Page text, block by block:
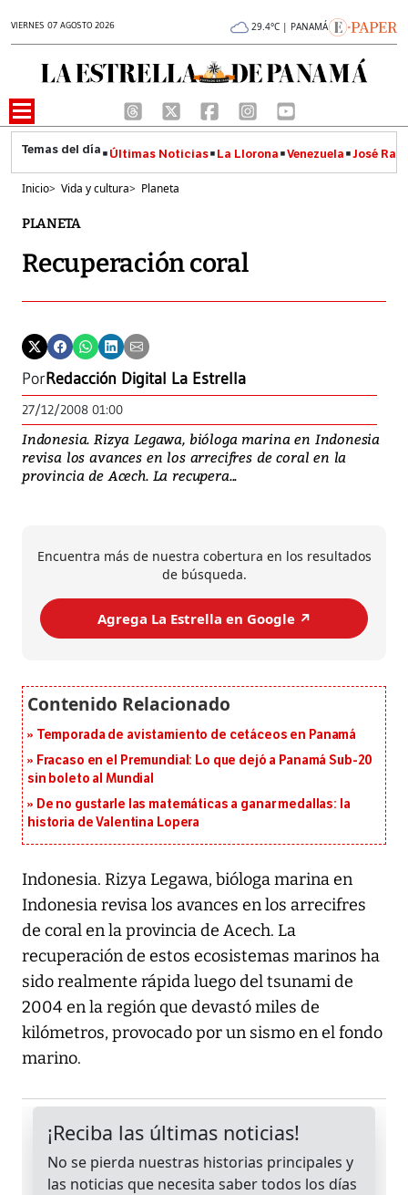
VIERNES 07 AGOSTO 2026 29.4°C | PANAMÁ
Últimas Noticias La Llorona Venezuela José
Inicio> Vida y cultura> Planeta
PLANETA
Recuperación coral
PorRedacción Digital La Estrella
27/12/2008 01:00
Indonesia. Rizya Legawa, bióloga marina en Indonesia
revisa los avances en los arrecifres de coral en la
provincia de Acech. La recupera...
Encuentra más de nuestra cobertura en los resultados
de búsqueda.
Agrega La Estrella en Google ↗️
Temporada de avistamiento de cetáceos en Panamá
Fracaso en el Premundial: Lo que dejó a Panamá Sub-20
sin boleto al Mundial
De no gustarle las matemáticas a ganar medallas: la
historia de Valentina Lopera
Indonesia. Rizya Legawa, bióloga marina en
Indonesia revisa los avances en los arrecifres
de coral en la provincia de Acech. La
recuperación de estos ecosistemas marinos ha
sido realmente rápida luego del tsunami de
2004 en la región que devastó miles de
kilómetros, provocado por un sismo en el fondo
marino.